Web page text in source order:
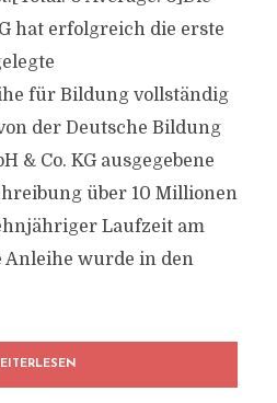
hat erfolgreich die erste
für Bildung vollständig
der Deutsche Bildung
& Co. KG ausgegebene
über 10 Millionen
Laufzeit am
Anleihe wurde in den